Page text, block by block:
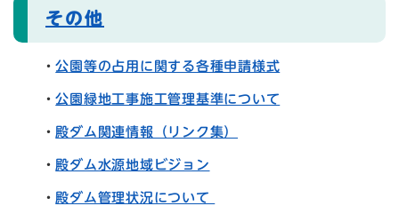
その他
・公園等の占用に関する各種申請様式
・公園緑地工事施工管理基準について
・殿ダム関連情報（リンク集）
・殿ダム水源地域ビジョン
・殿ダム管理状況について